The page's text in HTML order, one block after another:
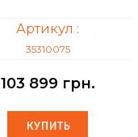
Артикул :
35310075
103 899 грн.
КУПИТЬ
КУПИТЬ